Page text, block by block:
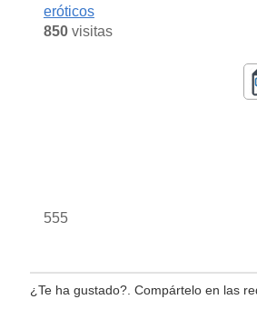
eróticos
850visitas
555
¿Te ha gustado?. Compártelo en las